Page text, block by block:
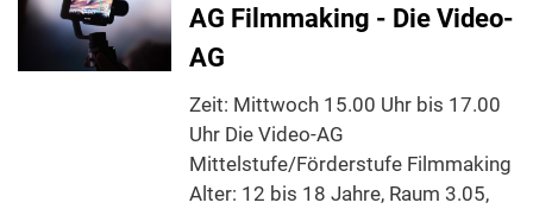
AG Filmmaking - Die Video-
AG
Zeit: Mittwoch 15.00 Uhr bis 17.00
Uhr Die Video-AG
Mittelstufe/Förderstufe Filmmaking
Alter: 12 bis 18 Jahre, Raum 3.05,